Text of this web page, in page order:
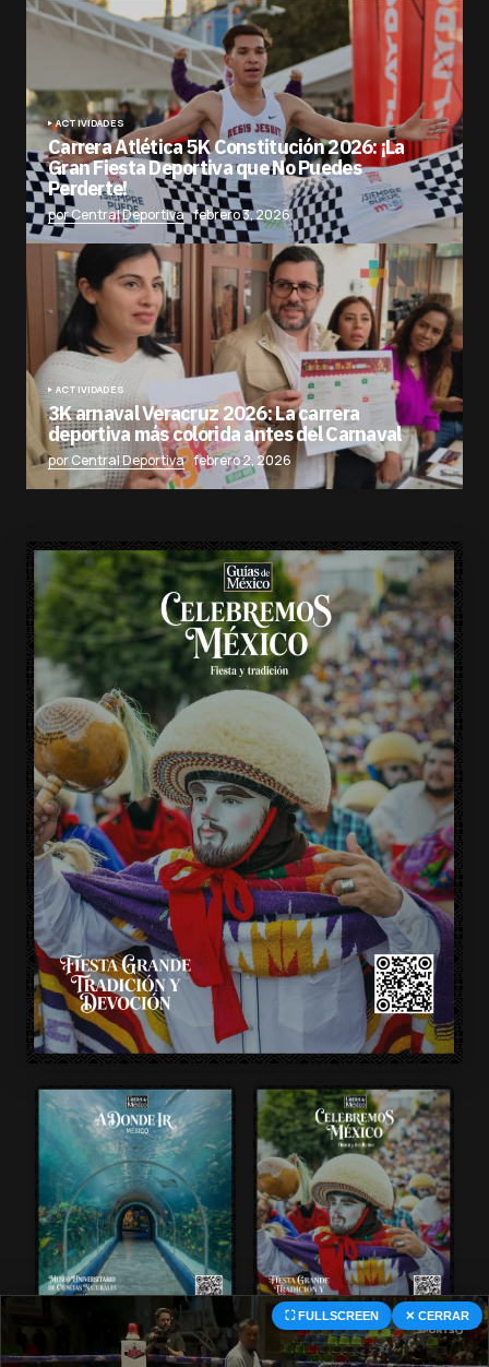
ACTIVIDADES
Carrera Atlética 5K Constitución 2026: ¡La
Gran Fiesta Deportiva que No Puedes
Perderte!
por Central Deportiva febrero 3, 2026
ACTIVIDADES
3K arnaval Veracruz 2026: La carrera
deportiva más colorida antes del Carnaval
por Central Deportiva febrero 2, 2026
⛶ FULLSCREEN ✕ CERRAR